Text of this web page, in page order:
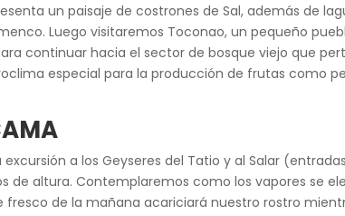
un paisaje de costrones de Sal, además de
Luego visitaremos Toconao, un pequeño
continuar hacia el sector de bosque viejo que
especial para la producción de frutas como
a los Geyseres del Tatio y al Salar
de altura. Contemplaremos como los vapores se
fresco de la mañana acariciará nuestro rostro